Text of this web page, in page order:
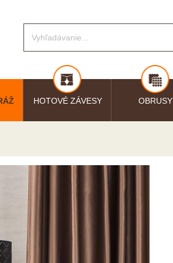
HOTOVÉ ZÁVESY OBRUSY